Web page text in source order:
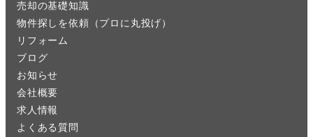
売却の基礎知識
物件探しを依頼（プロに丸投げ）
リフォーム
ブログ
お知らせ
会社概要
求人情報
よくある質問